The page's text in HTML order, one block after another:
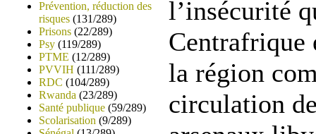
Prévention, réduction des
risques (131/289)
Prisons (22/289)
Psy (119/289)
PTME (12/289)
PVVIH (111/289)
RDC (104/289)
Rwanda (23/289)
Santé publique (59/289)
Scolarisation (9/289)
l’insécurité
Centrafrique
la région
circulation